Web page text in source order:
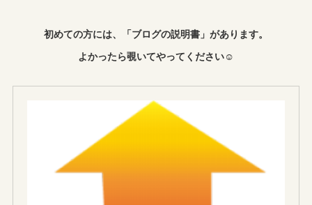
初めての方には、「ブログの説明書」があります。
よかったら覗いてやってください☺︎